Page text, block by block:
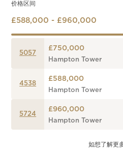
价格区间
£588,000 - £960,000
5057
£750,000
Hampton Tower
4538
£588,000
Hampton Tower
5724
£960,000
Hampton Tower
如想了解更